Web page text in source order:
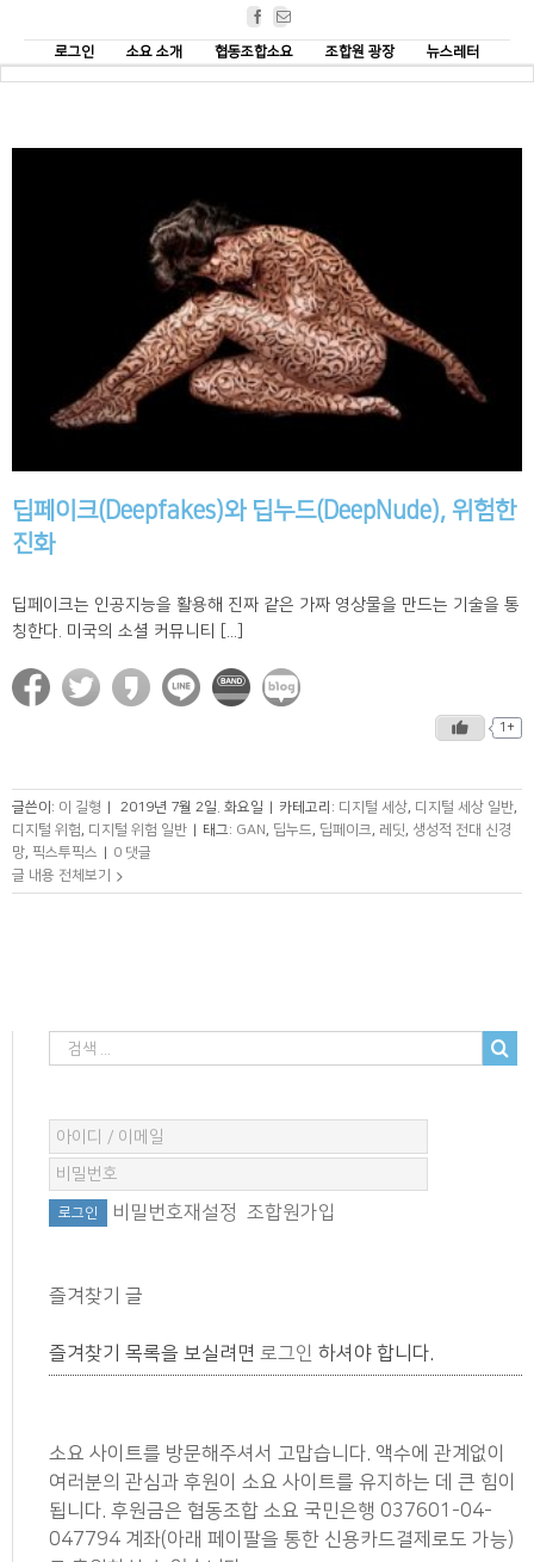
Facebook
로그인
소요 소개 협동조합소요 조합원 광장 뉴스레터
딥페이크(Deepfakes)와 딥누드(DeepNude), 위험한
진화
딥페이크는 인공지능을 활용해 진짜 같은 가짜 영상물을 만드는 기술을 통
칭한다. 미국의 소셜 커뮤니티 [...]
1+
글쓴이: 이 길형 | 2019년 7월 2일. 화요일 | 카테고리: 디지털 세상, 디지털 세상 일반,
디지털 위험, 디지털 위험 일반 | 태그: GAN, 딥누드, 딥페이크, 레딧, 생성적 전대 신경
망, 픽스투픽스 | 0 댓글
글 내용 전체보기
비밀번호재설정 조합원가입
즐겨찾기 글
즐겨찾기 목록을 보실려면 로그인 하셔야 합니다.
소요 사이트를 방문해주셔서 고맙습니다. 액수에 관계없이
여러분의 관심과 후원이 소요 사이트를 유지하는 데 큰 힘이
됩니다. 후원금은 협동조합 소요 국민은행 037601-04-
047794 계좌(아래 페이팔을 통한 신용카드결제로도 가능)